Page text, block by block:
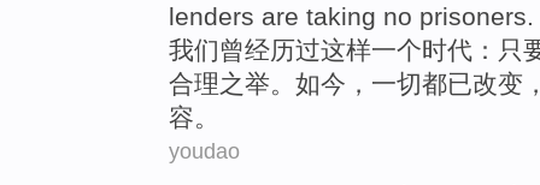
lenders are taking no prisoners
我们曾经历过这样一个时代 ： 只
合理之举。 如今 ， 一切都已改变
容。
youdao